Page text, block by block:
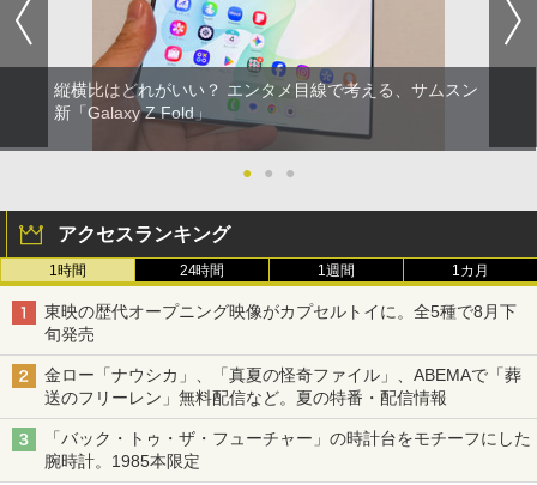
縦横比はどれがいい？ エンタメ目線で考える、サムスン
新「Galaxy Z Fold」
● ● ●
アクセスランキング
1時間 24時間 1週間 1カ月
東映の歴代オープニング映像がカプセルトイに。全5種で8月下
旬発売
金ロー「ナウシカ」、「真夏の怪奇ファイル」、ABEMAで「葬
送のフリーレン」無料配信など。夏の特番・配信情報
「バック・トゥ・ザ・フューチャー」の時計台をモチーフにした
腕時計。1985本限定